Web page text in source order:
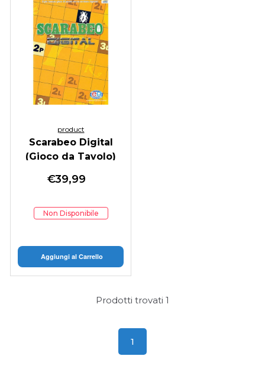
product
Scarabeo Digital
(Gioco da Tavolo)
€39,99
Non Disponibile
Aggiungi al Carrello
Prodotti trovati 1
1